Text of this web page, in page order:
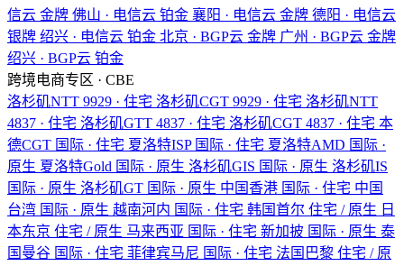
信云 金牌 佛山 · 电信云 铂金 襄阳 · 电信云 金牌 德阳 · 电信云
银牌 绍兴 · 电信云 铂金 北京 · BGP云 金牌 广州 · BGP云 金牌
绍兴 · BGP云 铂金
跨境电商专区 · CBE
洛杉矶NTT 9929 · 住宅 洛杉矶CGT 9929 · 住宅 洛杉矶NTT
4837 · 住宅 洛杉矶GTT 4837 · 住宅 洛杉矶CGT 4837 · 住宅 本
德CGT 国际 · 住宅 夏洛特ISP 国际 · 住宅 夏洛特AMD 国际 ·
原生 夏洛特Gold 国际 · 原生 洛杉矶GIS 国际 · 原生 洛杉矶IS
国际 · 原生 洛杉矶GT 国际 · 原生 中国香港 国际 · 住宅 中国
台湾 国际 · 原生 越南河内 国际 · 住宅 韩国首尔 住宅 / 原生 日
本东京 住宅 / 原生 马来西亚 国际 · 住宅 新加披 国际 · 原生 泰
国曼谷 国际 · 住宅 菲律宾马尼 国际 · 住宅 法国巴黎 住宅 / 原